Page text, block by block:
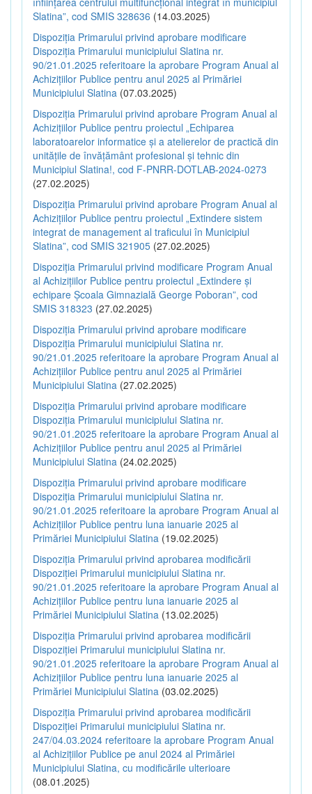
Slatina”, cod SMIS 328636 (14.03.2025)
Dispoziția Primarului privind aprobare modificare
Dispoziția Primarului municipiului Slatina nr.
90/21.01.2025 referitoare la aprobare Program Anual al
Achizițiilor Publice pentru anul 2025 al Primăriei
Municipiului Slatina (07.03.2025)
Dispoziția Primarului privind aprobare Program Anual al
Achizițiilor Publice pentru proiectul „Echiparea
laboratoarelor informatice și a atelierelor de practică din
unitățile de învățământ profesional și tehnic din
Municipiul Slatina!, cod F-PNRR-DOTLAB-2024-0273
(27.02.2025)
Dispoziția Primarului privind aprobare Program Anual al
Achizițiilor Publice pentru proiectul „Extindere sistem
integrat de management al traficului în Municipiul
Slatina”, cod SMIS 321905 (27.02.2025)
Dispoziția Primarului privind modificare Program Anual
al Achizițiilor Publice pentru proiectul „Extindere și
echipare Școala Gimnazială George Poboran”, cod
SMIS 318323 (27.02.2025)
Dispoziția Primarului privind aprobare modificare
Dispoziția Primarului municipiului Slatina nr.
90/21.01.2025 referitoare la aprobare Program Anual al
Achizițiilor Publice pentru anul 2025 al Primăriei
Municipiului Slatina (27.02.2025)
Dispoziția Primarului privind aprobare modificare
Dispoziția Primarului municipiului Slatina nr.
90/21.01.2025 referitoare la aprobare Program Anual al
Achizițiilor Publice pentru anul 2025 al Primăriei
Municipiului Slatina (24.02.2025)
Dispoziția Primarului privind aprobare modificare
Dispoziția Primarului municipiului Slatina nr.
90/21.01.2025 referitoare la aprobare Program Anual al
Achizițiilor Publice pentru luna ianuarie 2025 al
Primăriei Municipiului Slatina (19.02.2025)
Dispoziția Primarului privind aprobarea modificării
Dispoziției Primarului municipiului Slatina nr.
90/21.01.2025 referitoare la aprobare Program Anual al
Achizițiilor Publice pentru luna ianuarie 2025 al
Primăriei Municipiului Slatina (13.02.2025)
Dispoziția Primarului privind aprobarea modificării
Dispoziției Primarului municipiului Slatina nr.
90/21.01.2025 referitoare la aprobare Program Anual al
Achizițiilor Publice pentru luna ianuarie 2025 al
Primăriei Municipiului Slatina (03.02.2025)
Dispoziția Primarului privind aprobarea modificării
Dispoziției Primarului municipiului Slatina nr.
247/04.03.2024 referitoare la aprobare Program Anual
al Achizițiilor Publice pe anul 2024 al Primăriei
Municipiului Slatina, cu modificările ulterioare
(08.01.2025)